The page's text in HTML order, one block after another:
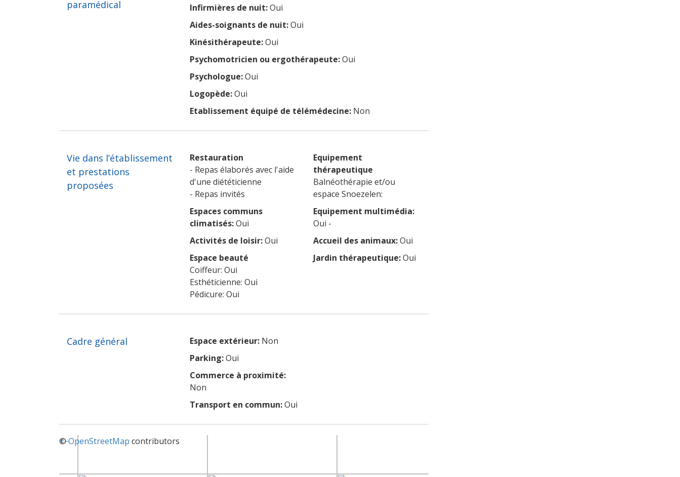
paramédical
Infirmières de nuit:Oui
Aides-soignants de nuit:Oui
Kinésithérapeute:Oui
Psychomotricien ou ergothérapeute:Oui
Psychologue:Oui
Logopède:Oui
Etablissement équipé de télémédecine: Non
Vie dans l’établissement
et prestations
proposées
Restauration
- Repas élaborés avec l'aide
d'une diététicienne
- Repas invités
Espaces communs
climatisés:Oui
Activités de loisir:Oui
Espace beauté
Coiffeur: Oui
Esthéticienne: Oui
Pédicure: Oui
Equipement
thérapeutique
Balnéothérapie et/ou
espace Snoezelen:
Equipement multimédia:
Oui -
Accueil des animaux:Oui
Jardin thérapeutique:Oui
Cadre général Espace extérieur: Non
Parking:Oui
Commerce à proximité:
Non
Transport en commun:Oui
+−
©OpenStreetMap contributors